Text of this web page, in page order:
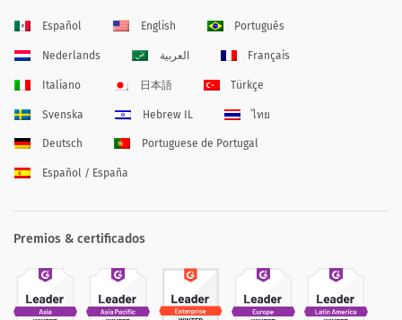
Español English Português
Nederlands العربية Français
Italiano 日本語 Türkçe
Svenska Hebrew IL ไทย
Deutsch Portuguese de Portugal
Español / España
Premios & certificados